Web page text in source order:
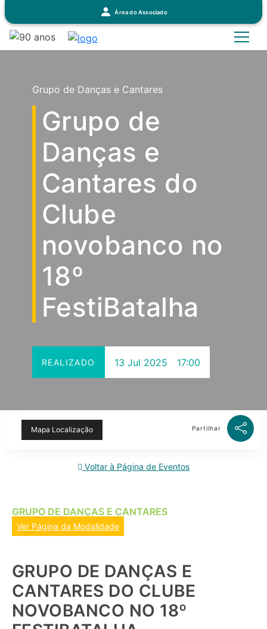
Área do Associado
Grupo de Danças e Cantares
Grupo de
Danças e
Cantares do
Clube
novobanco no
18º
FestiBatalha
REALIZADO 13 Jul 2025 17:00
Mapa Localização Partilhar
Voltar à Página de Eventos
GRUPO DE DANÇAS E CANTARES
Ver Página da Modalidade
GRUPO DE DANÇAS E
CANTARES DO CLUBE
NOVOBANCO NO 18º